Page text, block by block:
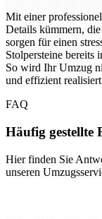
Mit einer
Details kümmern,
sorgen für einen
Stolpersteine bereits
So wird Ihr Umzug
und effizient
FAQ
Häufig gestellte
Hier finden Sie
unseren